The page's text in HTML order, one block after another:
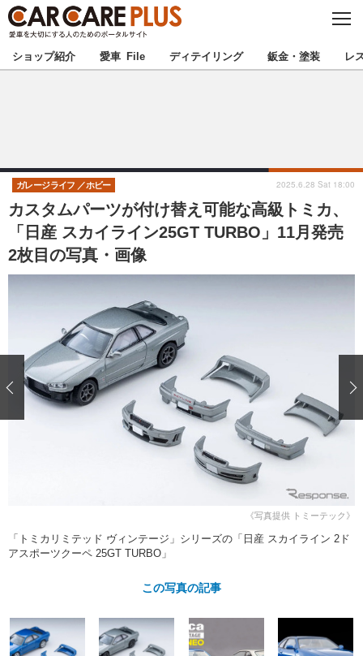
C
S
E
★カーケアプラス認定★ 厳選プロショップを地域から探す
甲信越 北陸
東海 関西
中国
注目の記事
ショップレポート 愛車 File
自動車豆知識 ストップ！不具合修理＆粗悪修理
ディテイリング
ディテイリング
ヘッドライト磨き コーティング
鈑金・塗装
防錆
カーメーカー「旧車」関連プロジェ
カーメーカー「旧車」関連プロジ
ェクト
コラム
イベント
ショップ紹介 愛車 File ディテイリング 鈑金・塗装 レ
カスタムパーツが付け替え可能な高級トミカ、
「日産 スカイライン25GT TURBO」11月発売
2枚目の写真・画像
ガレージライフ ホビー 2025.6.28 Sat 18:00
《写真提供 トミーテック》
「トミカリミテッド ヴィンテージ」シリーズの「日産 スカイライン 2ド
アスポーツクーペ 25GT TURBO」
この写真の記事